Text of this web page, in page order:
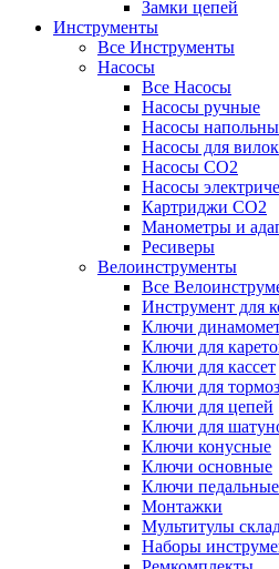
Замки цепей
Инструменты
Все Инструменты
Насосы
Все Насосы
Насосы ручные
Насосы
Насосы для вилок
Насосы CO2
Насосы
Картриджи CO2
Манометры и
Ресиверы
Велоинструменты
Все
Инструмент для
Ключи
Ключи для
Ключи для кассет
Ключи для
Ключи для цепей
Ключи для
Ключи конусные
Ключи основные
Ключи педальные
Монтажки
Мультитулы
Наборы